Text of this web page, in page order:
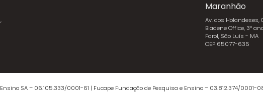
Maranhão
Av. dos Holandeses,
Biadene Office, 3º
Farol, São Luís - MA
CEP 65077-635
SA – 06.105.333/0001-61 | Fucape Fundação de Pesquisa e Ensino – 03.812.374/0001-